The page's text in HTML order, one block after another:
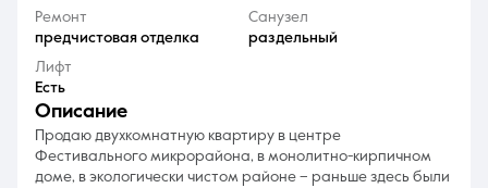
Ремонт
предчистовая отделка
Санузел
раздельный
Лифт
Есть
описание
Продаю двухкомнатную квартиру в центре
Фестивального микрорайона, в монолитно-кирпичном
доме, в экологически чистом районе – раньше здесь были